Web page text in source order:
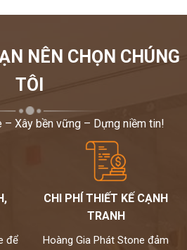
NÊN CHỌN CHÚNG
TÔI
– Xây bền vững – Dựng niềm tin!
để
CHI PHÍ THIẾT KẾ CẠNH
TRANH
Hoàng Gia Phát Stone đảm